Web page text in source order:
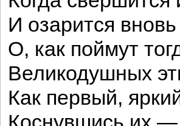
И озарится
О, как поймут
Великодушных
Как первый,